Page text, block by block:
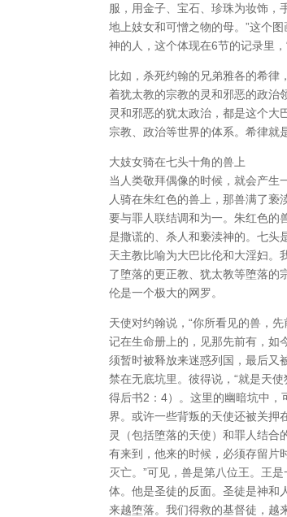
服，用金子、宝石、珍珠为妆饰，
地上妓女和可憎之物的母。”这个
神的人，这个体现在6节的记录里
比如，杀死约翰的兄弟雅各的希律
着犹太教的宗教的灵和邪恶的政治
灵和邪恶的犹太政治，都是这个大
宗教、政治等世界的体系。希律就
大妓女骑在七头十角的兽上
当人类敬拜偶像的时候，就会产生
人骑在朱红色的兽上，那兽满了亵
要与罪人联结调和为一。朱红色的
是撒谎的、杀人和亵渎神的。七头
天主教比喻为大巴比伦和大淫妇。
了堕落的更正教、犹太教等堕落的
伦是一个极大的网罗。
天使对约翰说，“你所看见的兽，
记在生命册上的，见那先前有，如
须暂时被释放来迷惑列国，最后又
禁在无底坑里。彼得说，“就是天
得后书2：4）。这里的幽暗坑中
界。或许一些背叛的天使还被关押
灵（包括堕落的天使）和罪人结合
有来到，他来的时候，必须存留片
灭亡。”可见，兽是第八位王。王
体。他是圣徒的反面。圣徒是神和
来越堕落。我们得救的基督徒，越